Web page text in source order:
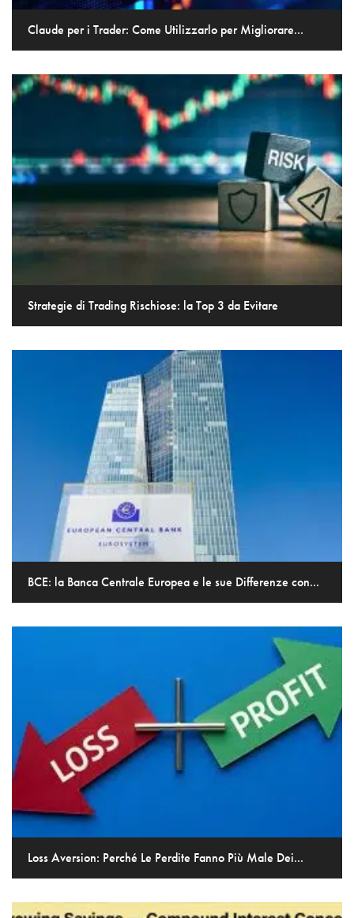
Claude per i Trader: Come Utilizzarlo per Migliorare...
Strategie di Trading Rischiose: la Top 3 da Evitare
BCE: la Banca Centrale Europea e le sue Differenze con...
Loss Aversion: Perché Le Perdite Fanno Più Male Dei...